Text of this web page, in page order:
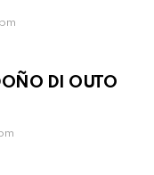
DI OUTO